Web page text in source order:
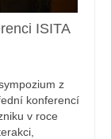
ISITA
z
konferencí
v roce